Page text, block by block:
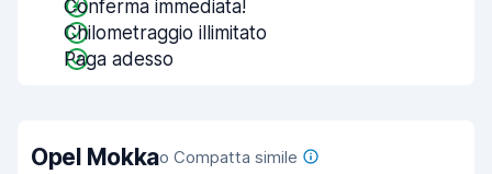
Conferma immediata!
Chilometraggio illimitato
Paga adesso
Opel Mokkao Compatta simile